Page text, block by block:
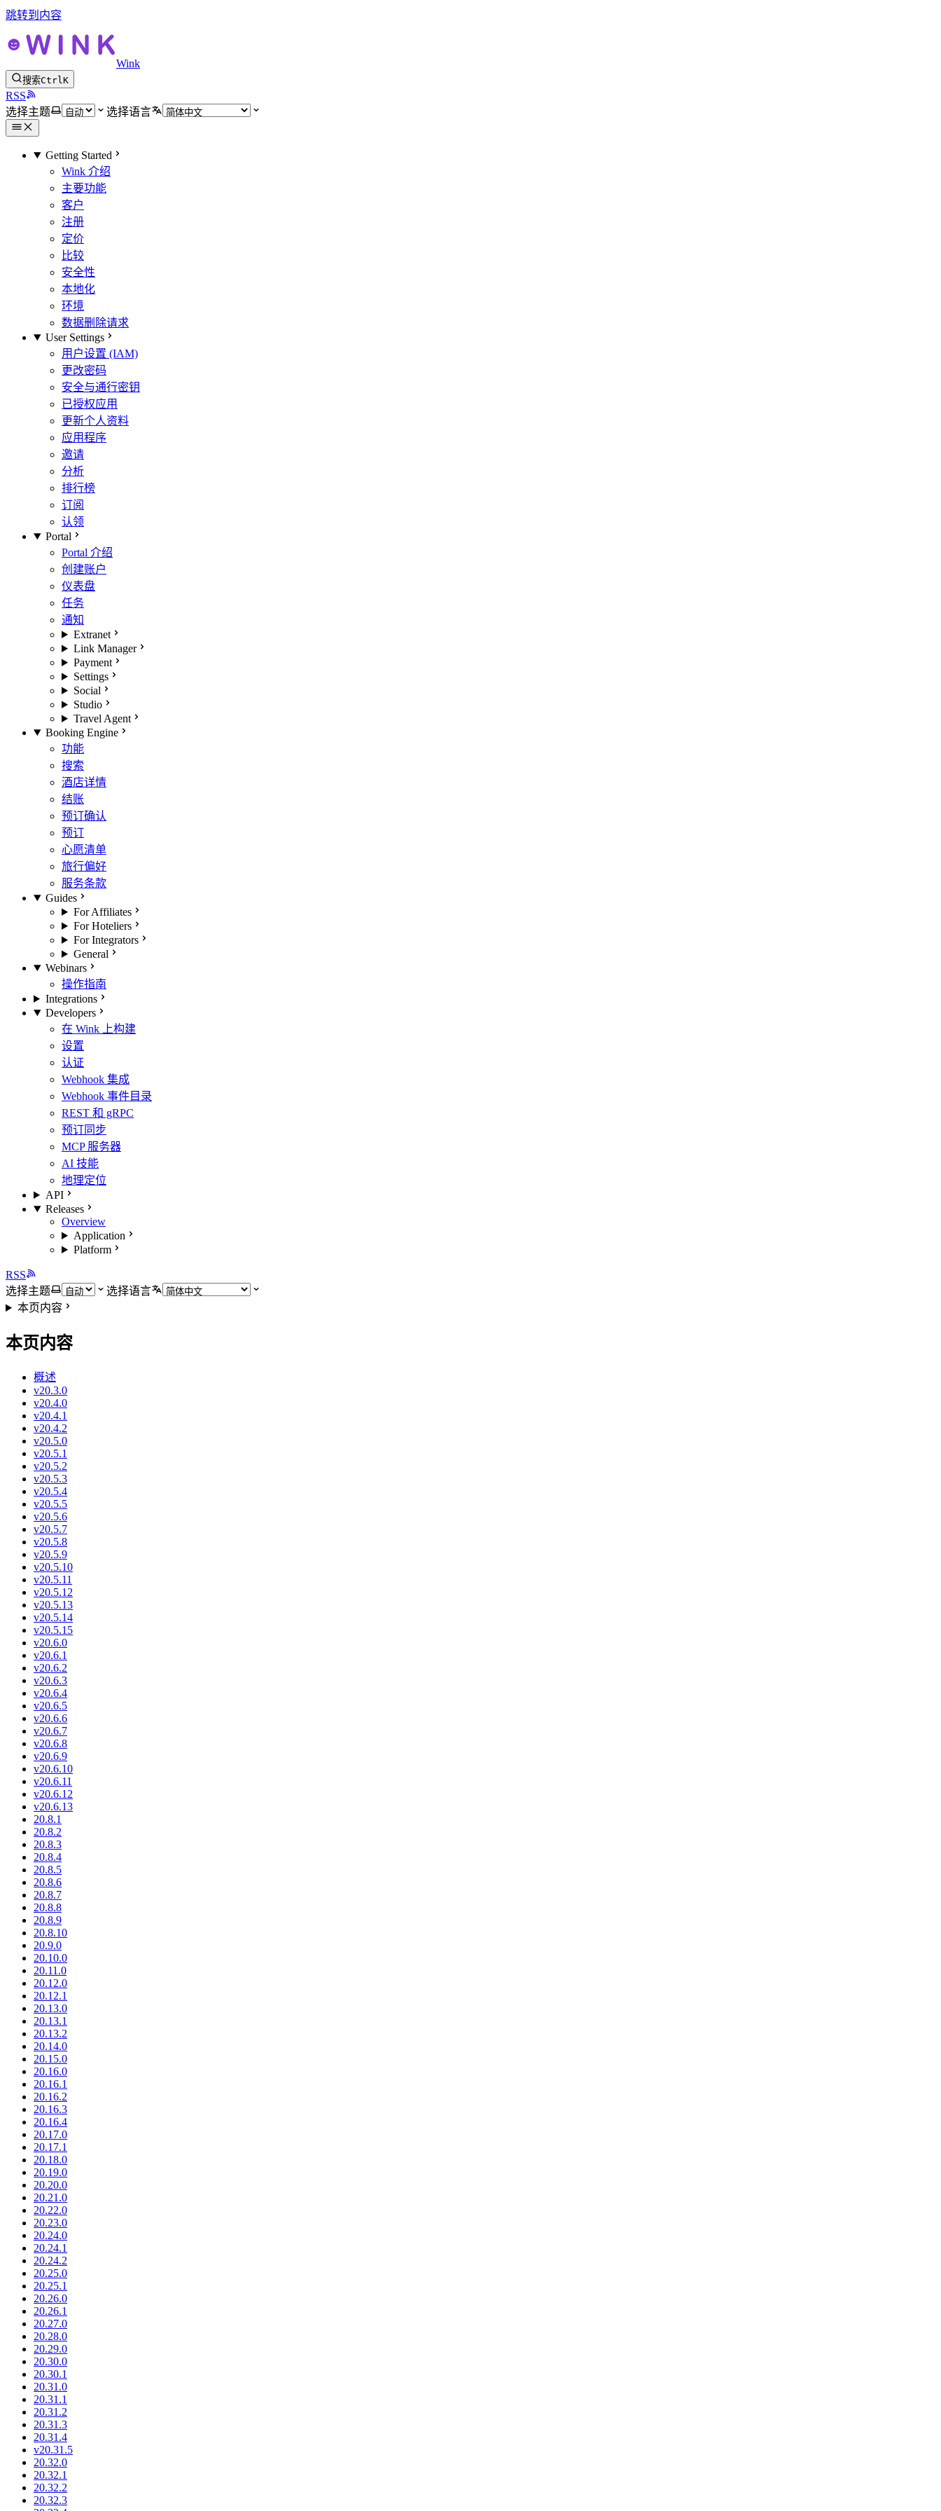
跳转到内容
Wink
搜索CtrlK
RSS
选择主题
选择语言
Getting Started
Wink 介绍
主要功能
客户
注册
定价
比较
安全性
本地化
环境
数据删除请求
User Settings
用户设置 (IAM)
更改密码
安全与通行密钥
已授权应用
更新个人资料
应用程序
邀请
分析
排行榜
订阅
认领
Portal
Portal 介绍
创建账户
仪表盘
任务
通知
Extranet
Link Manager
Payment
Settings
Social
Studio
Travel Agent
Booking Engine
功能
搜索
酒店详情
结账
预订确认
预订
心愿清单
旅行偏好
服务条款
Guides
For Affiliates
For Hoteliers
For Integrators
General
Webinars
操作指南
Integrations
Developers
在 Wink 上构建
设置
认证
Webhook 集成
Webhook 事件目录
REST 和 gRPC
预订同步
MCP 服务器
AI 技能
地理定位
API
Releases
Overview
Application
Platform
RSS
选择主题
选择语言
本页内容
本页内容
概述
v20.3.0
v20.4.0
v20.4.1
v20.4.2
v20.5.0
v20.5.1
v20.5.2
v20.5.3
v20.5.4
v20.5.5
v20.5.6
v20.5.7
v20.5.8
v20.5.9
v20.5.10
v20.5.11
v20.5.12
v20.5.13
v20.5.14
v20.5.15
v20.6.0
v20.6.1
v20.6.2
v20.6.3
v20.6.4
v20.6.5
v20.6.6
v20.6.7
v20.6.8
v20.6.9
v20.6.10
v20.6.11
v20.6.12
v20.6.13
20.8.1
20.8.2
20.8.3
20.8.4
20.8.5
20.8.6
20.8.7
20.8.8
20.8.9
20.8.10
20.9.0
20.10.0
20.11.0
20.12.0
20.12.1
20.13.0
20.13.1
20.13.2
20.14.0
20.15.0
20.16.0
20.16.1
20.16.2
20.16.3
20.16.4
20.17.0
20.17.1
20.18.0
20.19.0
20.20.0
20.21.0
20.22.0
20.23.0
20.24.0
20.24.1
20.24.2
20.25.0
20.25.1
20.26.0
20.26.1
20.27.0
20.28.0
20.29.0
20.30.0
20.30.1
20.31.0
20.31.1
20.31.2
20.31.3
20.31.4
v20.31.5
20.32.0
20.32.1
20.32.2
20.32.3